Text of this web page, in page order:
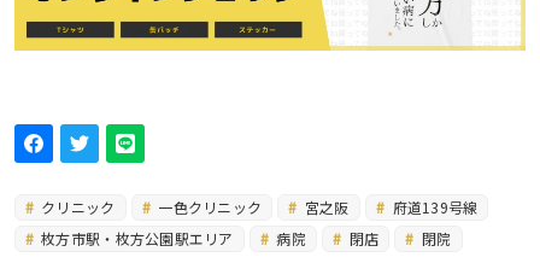
クリニック 一色クリニック 宮之阪
府道139号線
枚方市駅・枚方公園駅エリア
病院 閉店 閉院